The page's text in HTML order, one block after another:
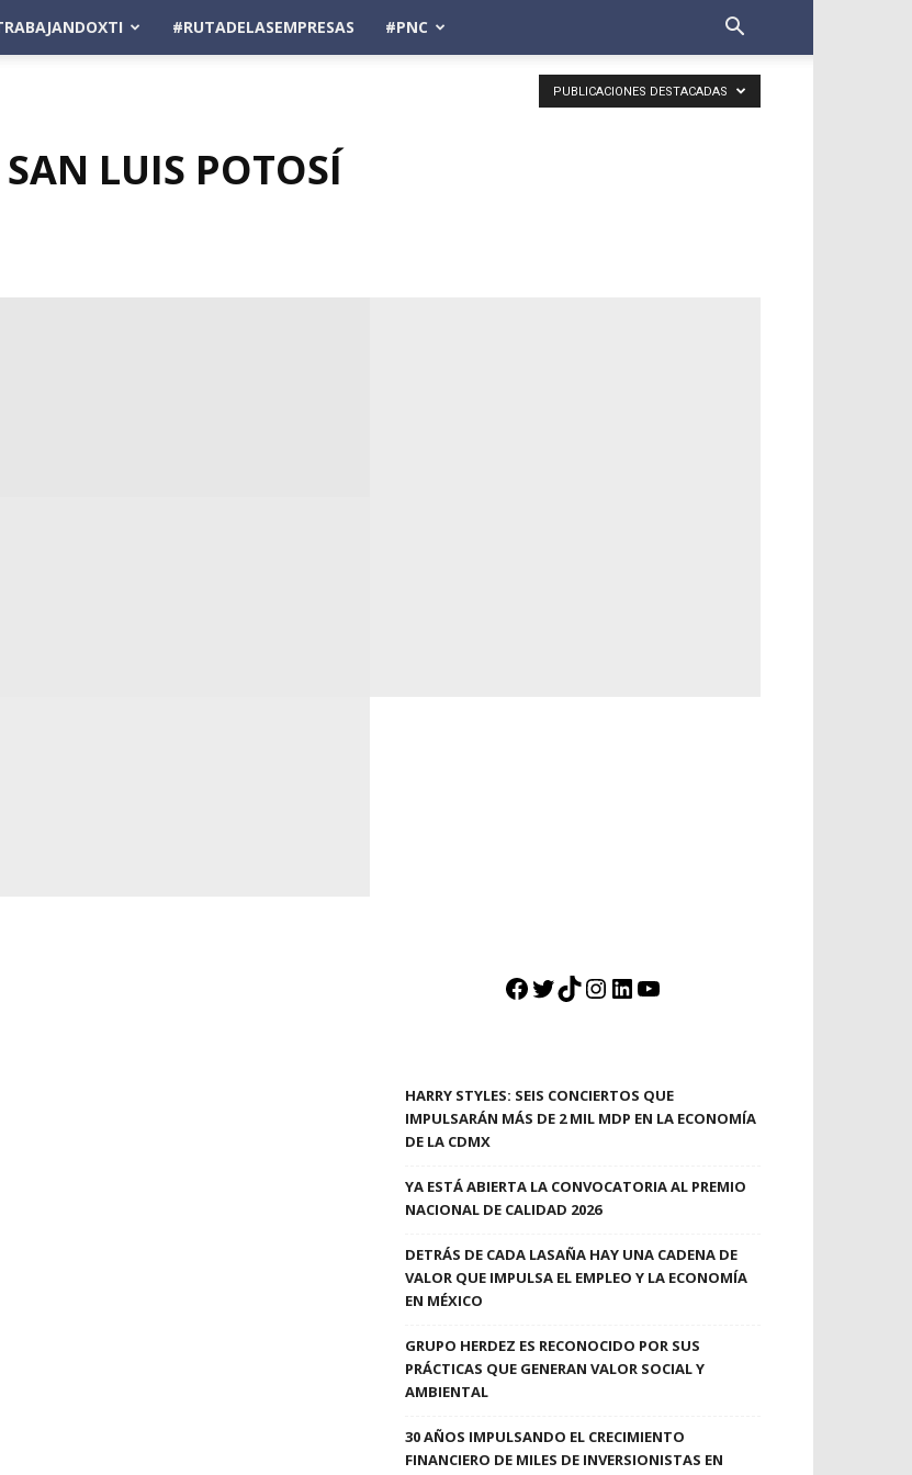
#RUTADELASEMPRESAS #PNC
SAN LUIS POTOSÍ
PUBLICACIONES DESTACADAS
Facebook
Twitter
TikTok
Instagram
LinkedIn
YouTube
HARRY STYLES: SEIS CONCIERTOS QUE
IMPULSARÁN MÁS DE 2 MIL MDP EN LA ECONOMÍA
DE LA CDMX
YA ESTÁ ABIERTA LA CONVOCATORIA AL PREMIO
NACIONAL DE CALIDAD 2026
DETRÁS DE CADA LASAÑA HAY UNA CADENA DE
VALOR QUE IMPULSA EL EMPLEO Y LA ECONOMÍA
EN MÉXICO
GRUPO HERDEZ ES RECONOCIDO POR SUS
PRÁCTICAS QUE GENERAN VALOR SOCIAL Y
AMBIENTAL
30 AÑOS IMPULSANDO EL CRECIMIENTO
FINANCIERO DE MILES DE INVERSIONISTAS EN